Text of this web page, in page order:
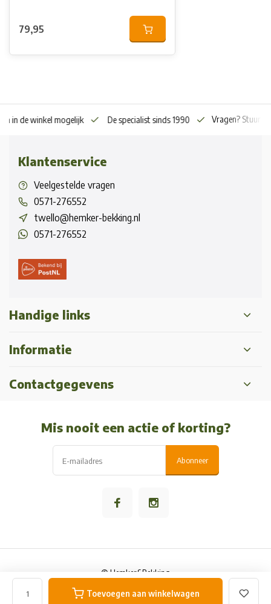
Toevoegen aan winkelwagen
79,95
in de winkel mogelijk De specialist sinds 1990 Vragen? Stuur
Klantenservice
Veelgestelde vragen
0571-276552
twello@hemker-bekking.nl
0571-276552
Handige links
Informatie
Contactgegevens
Mis nooit een actie of korting?
Abonneer
Algemene voorwaarden Privacy Policy Sitemap
© Hemker&Bekking